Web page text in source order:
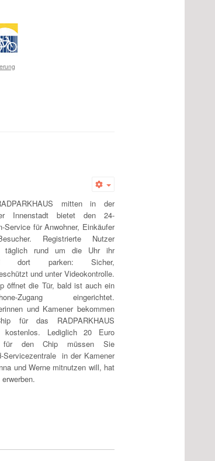
mitten in der
Innenstadt bietet den 24-
Service für Anwohner, Einkäufer
Registrierte Nutzer
täglich rund um die Uhr ihr
dort parken: Sicher,
und unter Videokontrolle.
öffnet die Tür, bald ist auch ein
Zugang eingerichtet.
und Kamener bekommen
für das RADPARKHAUS
kostenlos. Lediglich 20 Euro
für den Chip müssen Sie
Servicezentrale in der Kamener
und Werne mitnutzen will, hat